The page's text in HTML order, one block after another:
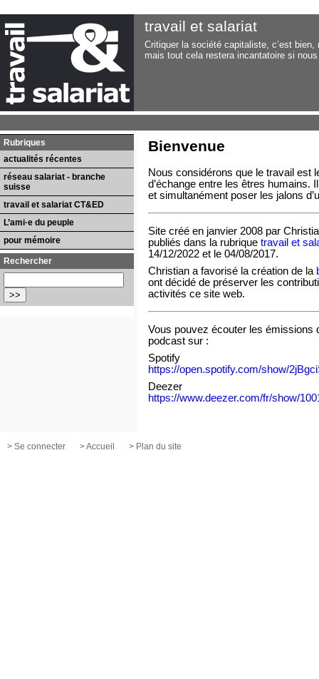
travail et salariat
Critiquer la société capitaliste, c’est
mais tout cela restera incantatoire si
Bienvenue
Nous considérons que le travail est
d’échange entre les êtres humains.
et simultanément poser les jalons
Site créé en janvier 2008 par
publiés dans la rubrique travail et
14/12/2022 et le 04/08/2017.
Christian a favorisé la création de la
ont décidé de préserver les
activités ce site web.
Vous pouvez écouter les émissions
podcast sur :
Spotify
https://open.spotify.com/show/
Deezer
https://www.deezer.com/fr/show/
Rubriques
actualités récentes
réseau salariat - branche
suisse
travail et salariat CT&ED
L’ami·e du peuple
pour mémoire
Rechercher
> Se connecter > Accueil > Plan du site